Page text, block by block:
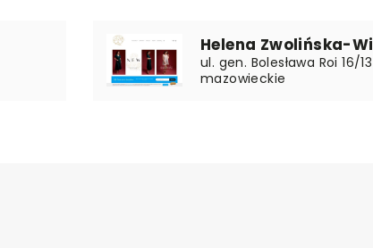
Helena Zwolińska-
ul. gen. Bolesława Roi 16/
mazowieckie